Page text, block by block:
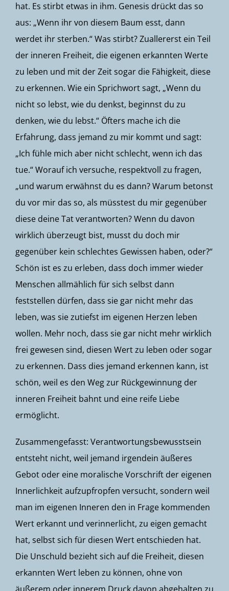
hat. Es stirbt etwas in ihm. Genesis drückt das so
aus: „Wenn ihr von diesem Baum esst, dann
werdet ihr sterben.“ Was stirbt? Zuallererst ein Teil
der inneren Freiheit, die eigenen erkannten Werte
zu leben und mit der Zeit sogar die Fähigkeit, diese
zu erkennen. Wie ein Sprichwort sagt, „Wenn du
nicht so lebst, wie du denkst, beginnst du zu
denken, wie du lebst.“ Öfters mache ich die
Erfahrung, dass jemand zu mir kommt und sagt:
„Ich fühle mich aber nicht schlecht, wenn ich das
tue.“ Worauf ich versuche, respektvoll zu fragen,
„und warum erwähnst du es dann? Warum betonst
du vor mir das so, als müsstest du mir gegenüber
diese deine Tat verantworten? Wenn du davon
wirklich überzeugt bist, musst du doch mir
gegenüber kein schlechtes Gewissen haben, oder?“
Schön ist es zu erleben, dass doch immer wieder
Menschen allmählich für sich selbst dann
feststellen dürfen, dass sie gar nicht mehr das
leben, was sie zutiefst im eigenen Herzen leben
wollen. Mehr noch, dass sie gar nicht mehr wirklich
frei gewesen sind, diesen Wert zu leben oder sogar
zu erkennen. Dass dies jemand erkennen kann, ist
schön, weil es den Weg zur Rückgewinnung der
inneren Freiheit bahnt und eine reife Liebe
ermöglicht.
Zusammengefasst: Verantwortungsbewusstsein
entsteht nicht, weil jemand irgendein äußeres
Gebot oder eine moralische Vorschrift der eigenen
Innerlichkeit aufzupfropfen versucht, sondern weil
man im eigenen Inneren den in Frage kommenden
Wert erkannt und verinnerlicht, zu eigen gemacht
hat, selbst sich für diesen Wert entschieden hat.
Die Unschuld bezieht sich auf die Freiheit, diesen
erkannten Wert leben zu können, ohne von